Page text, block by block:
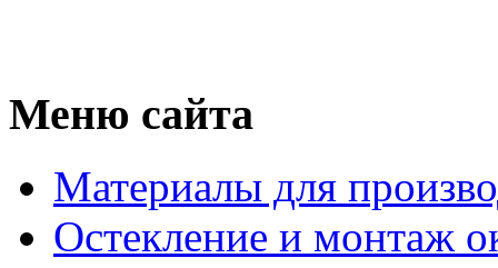
Меню сайта
Материалы для
Остекление и монтаж